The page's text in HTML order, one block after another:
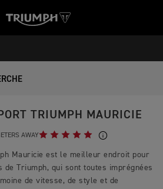
TRIUMPH MAURICIE
AWAY
Mauricie est le meilleur endroit pour
Triumph, qui sont toutes imprégnées
de vitesse, de style et de